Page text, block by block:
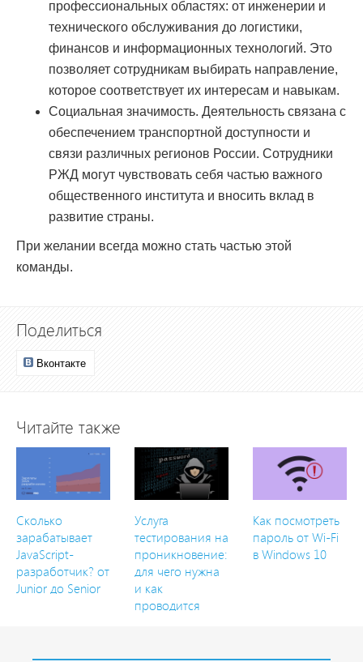
профессиональных областях: от инженерии и
технического обслуживания до логистики,
финансов и информационных технологий. Это
позволяет сотрудникам выбирать направление,
которое соответствует их интересам и навыкам.
Социальная значимость. Деятельность связана с
обеспечением транспортной доступности и
связи различных регионов России. Сотрудники
РЖД могут чувствовать себя частью важного
общественного института и вносить вклад в
развитие страны.
При желании всегда можно стать частью этой
команды.
Поделиться
Вконтакте
Читайте также
Сколько
зарабатывает
JavaScript-
разработчик? от
Junior до Senior
Услуга
тестирования на
проникновение:
для чего нужна
и как
проводится
Как посмотреть
пароль от Wi-Fi
в Windows 10